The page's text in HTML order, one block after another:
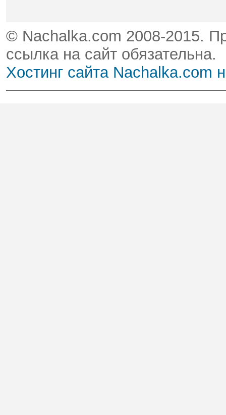
© Nachalka.com 2008-2015.
ссылка на сайт обязательна.
Хостинг сайта Nachalka.com